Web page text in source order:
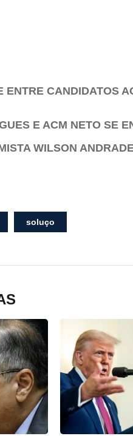
ENTRE CANDIDATOS
E ACM NETO SE
WILSON
soluço